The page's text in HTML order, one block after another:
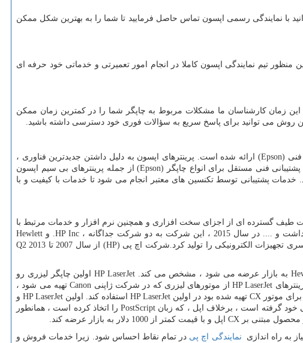
با نمایندگی رسمی اپسون تماس حاصل فرمایید تا شما را به بهترین شکل ممکن
منظور تیم نمایندگی اپسون کاملا در انجام امور تعمیرتی و خدماتی خود حرفه ای
زمان کارشناسان ما مشکلات مربوط به چاپگر شما را در کمترین زمان ممکن
روش می توانید برای پاسخ سریع به سؤالات فوری خود دسترسی داشته باشید.
(
Epson) ارائه شده است. پرینترهای اپسون به دلیل داشتن جدیدترین فناوری ،
فنی مستقل برای انواع چاپگر (Epson) از جمله پرینترهای بی سیم اپسون
پشتیبانی توسط تکنسین های معتبر انجام می شود تا خدمات با کیفیت و با
طیف گسترده ای از اجزای سخت افزاری و همچنین نرم افزار و خدمات مرتبط با
شرکت به دو شرکت جداگانه ، HP Inc. و Hewlett
تجهیزات الکترونیکی را تولید کرد.شرکت اچ پی (HP) از سال 2007 تا
Q2 2013
به بازار عرضه می شود ، مشخص می کند.HP LaserJetاولین چاپگر لیزری رو
HP LaserJetاز موتورهای لیزری که در شرکت ژاپنی Canonتهیه می شود ،
برای موتور CX تهیه شده بود در اولین HP LaserJet استفاده کند. اولین HP LaserJet و
خود گرفته است ، برخلاف اپل ، که زبان PostScriptرا اتخاذ کرده است ، همانطور
محصول مبتنی بر CX اپل و با قیمت کمتر از 1000 دلار به بازار عرضه کند.
به راه اندازی نمایندگی اچ پی در تمام نقاط احساس شود. زیرا خدمات فروش و